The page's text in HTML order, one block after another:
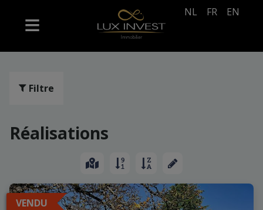
NL FR EN
Filtre
Réalisations
VENDU